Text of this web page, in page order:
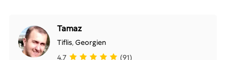
Tamaz
Tiflis, Georgien
4,7
(91)